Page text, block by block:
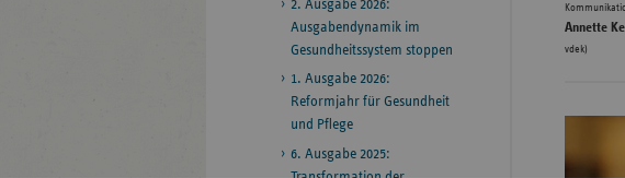
Annette
vdek)
2. Ausgabe 2026:
Ausgabendynamik im
Gesundheitssystem stoppen
1. Ausgabe 2026:
Reformjahr für Gesundheit
und Pflege
6. Ausgabe 2025: